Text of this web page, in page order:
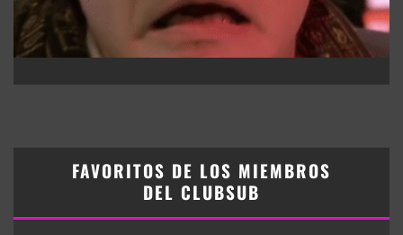
FAVORITOS DE LOS MIEMBROS
DEL CLUBSUB